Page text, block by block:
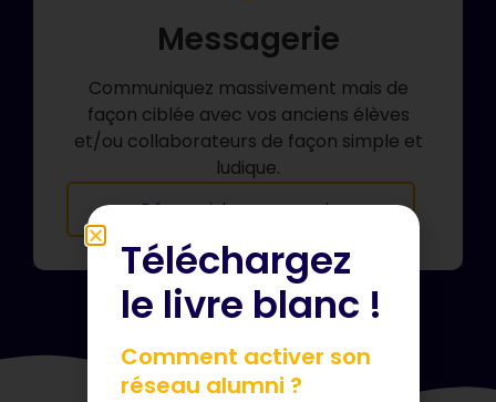
Messagerie
Communiquez massivement mais de
façon ciblée avec vos anciens élèves
et/ou collaborateurs de façon simple et
ludique.
Découvrir la messagerie
Téléchargez
le livre blanc !
Comment activer son
réseau alumni ?